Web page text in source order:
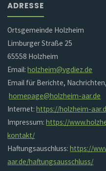
ADRESSE
Ortsgemeinde Holzheim
Limburger Straße 25
65558 Holzheim
Email:holzheim@vgdiez.de
Email für Berichte,
homepage@holzheim-aar.de
Internet:https://holzheim-
Impressum:https://
kontakt/
Haftungsauschluss:https://
aar.de/haftungsausschluss/